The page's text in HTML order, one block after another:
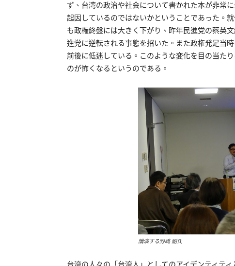
ず、台湾の政治や社会について書かれた本が非常
起因しているのではないかということであった。
も政権終盤には大きく下がり、昨年民進党の蔡英
進党に逆転される事態を招いた。また政権発足当
前後に低迷している。このような変化を目の当た
のが怖くなるというのである。
講演する野嶋 剛氏